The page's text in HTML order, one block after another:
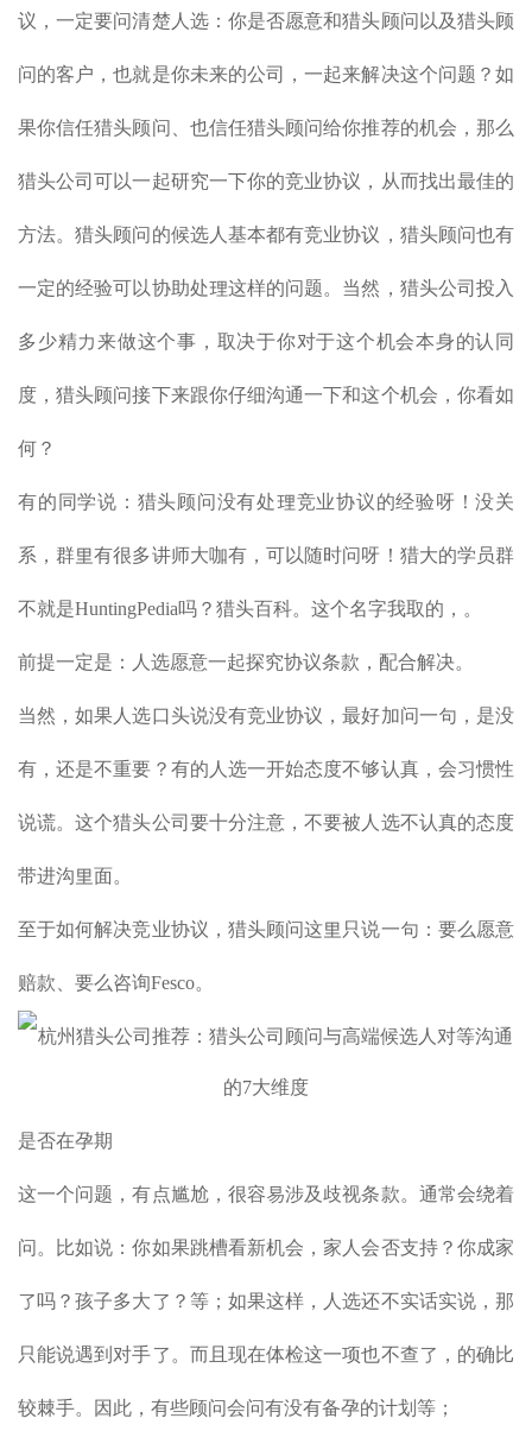
议，一定要问清楚人选：你是否愿意和猎头顾问以及猎头顾
问的客户，也就是你未来的公司，一起来解决这个问题？如
果你信任猎头顾问、也信任猎头顾问给你推荐的机会，那么
猎头公司可以一起研究一下你的竞业协议，从而找出最佳的
方法。猎头顾问的候选人基本都有竞业协议，猎头顾问也有
一定的经验可以协助处理这样的问题。当然，猎头公司投入
多少精力来做这个事，取决于你对于这个机会本身的认同
度，猎头顾问接下来跟你仔细沟通一下和这个机会，你看如
何？
有的同学说：猎头顾问没有处理竞业协议的经验呀！没关
系，群里有很多讲师大咖有，可以随时问呀！猎大的学员群
不就是HuntingPedia吗？猎头百科。这个名字我取的，。
前提一定是：人选愿意一起探究协议条款，配合解决。
当然，如果人选口头说没有竞业协议，最好加问一句，是没
有，还是不重要？有的人选一开始态度不够认真，会习惯性
说谎。这个猎头公司要十分注意，不要被人选不认真的态度
带进沟里面。
至于如何解决竞业协议，猎头顾问这里只说一句：要么愿意
赔款、要么咨询Fesco。
是否在孕期
这一个问题，有点尴尬，很容易涉及歧视条款。通常会绕着
问。比如说：你如果跳槽看新机会，家人会否支持？你成家
了吗？孩子多大了？等；如果这样，人选还不实话实说，那
只能说遇到对手了。而且现在体检这一项也不查了，的确比
较棘手。因此，有些顾问会问有没有备孕的计划等；